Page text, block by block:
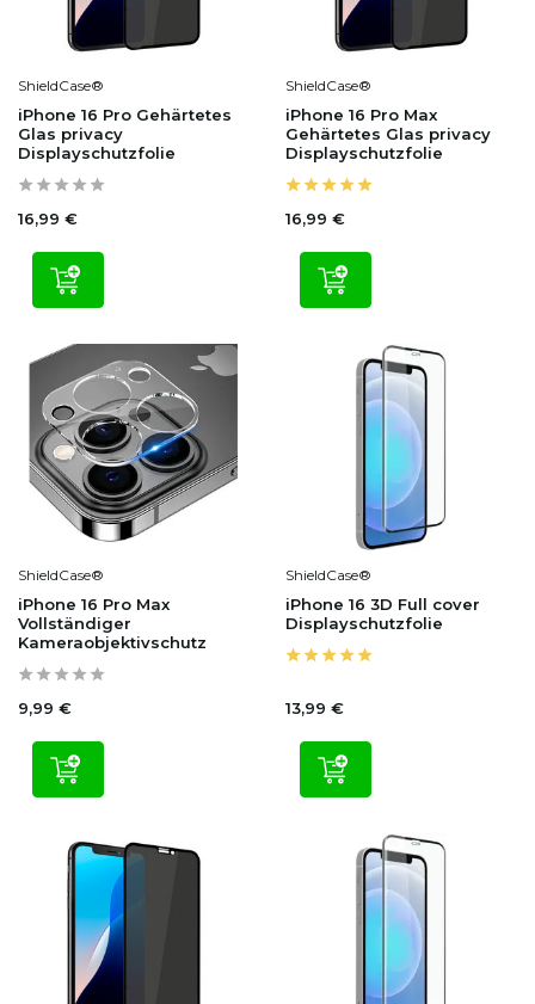
ShieldCase®
iPhone 16 Pro Gehärtetes
Glas privacy
Displayschutzfolie
16,99 €
ShieldCase®
iPhone 16 Pro Max
Gehärtetes Glas privacy
Displayschutzfolie
16,99 €
ShieldCase®
iPhone 16 Pro Max
Vollständiger
Kameraobjektivschutz
9,99 €
ShieldCase®
iPhone 16 3D Full cover
Displayschutzfolie
13,99 €